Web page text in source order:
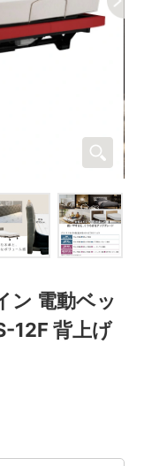
ン 電動ベッ
12F 背上げ